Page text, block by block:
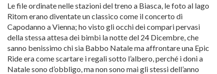
Le file ordinate nelle stazioni del treno a Biasca, le foto al lago
Ritom erano diventate un classico come il concerto di
Capodanno a Vienna; ho visto gli occhi dei compari pervasi
della stessa attesa dei bimbi la notte del 24 Dicembre, che
sanno benissimo chi sia Babbo Natale ma affrontare una Epic
Ride era come scartare i regali sotto l’albero, perché i doni a
Natale sono d’obbligo, ma non sono mai gli stessi dell’anno